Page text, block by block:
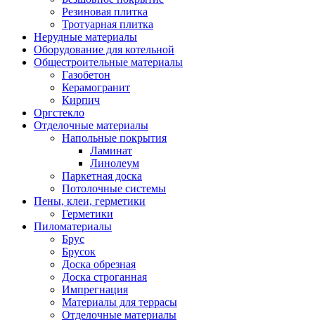
Резиновая плитка
Тротуарная плитка
Нерудные материалы
Оборудование для котельной
Общестроительные материалы
Газобетон
Керамогранит
Кирпич
Оргстекло
Отделочные материалы
Напольные покрытия
Ламинат
Линолеум
Паркетная доска
Потолочные системы
Пены, клеи, герметики
Герметики
Пиломатериалы
Брус
Брусок
Доска обрезная
Доска строганная
Импрегнация
Материалы для террасы
Отделочные материалы